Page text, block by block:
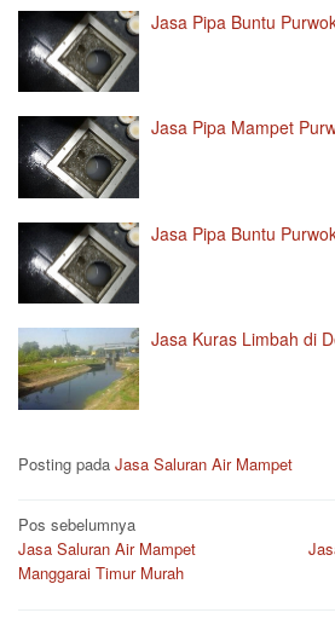
Jasa Pipa Buntu
Jasa Pipa Mampet
Jasa Pipa Buntu
Jasa Kuras Limbah di
Posting pada Jasa Saluran Air Mampet
Navigasi
pos
Pos sebelumnya
Jasa Saluran Air Mampet
Manggarai Timur Murah